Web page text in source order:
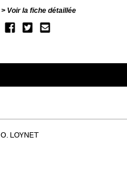
Voir la fiche détaillée
O. LOYNET